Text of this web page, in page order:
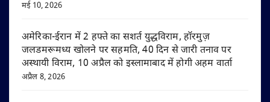
मई 10, 2026
अमेरिका-ईरान में 2 हफ्ते का सशर्त युद्धविराम, हॉरमुज़
जलडमरूमध्य खोलने पर सहमति, 40 दिन से जारी तनाव पर
अस्थायी विराम, 10 अप्रैल को इस्लामाबाद में होगी अहम वार्ता
अप्रैल 8, 2026